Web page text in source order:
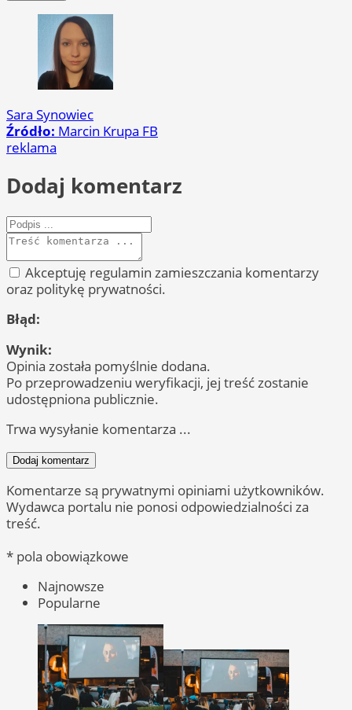
Sara Synowiec
Źródło: Marcin Krupa FB
reklama
Dodaj komentarz
Akceptuję regulamin zamieszczania komentarzy
oraz politykę prywatności.
Błąd:
Wynik:
Opinia została pomyślnie dodana.
Po przeprowadzeniu weryfikacji, jej treść zostanie
udostępniona publicznie.
Trwa wysyłanie komentarza ...
Dodaj komentarz
Komentarze są prywatnymi opiniami użytkowników.
Wydawca portalu nie ponosi odpowiedzialności za
treść.
* pola obowiązkowe
Najnowsze
Popularne